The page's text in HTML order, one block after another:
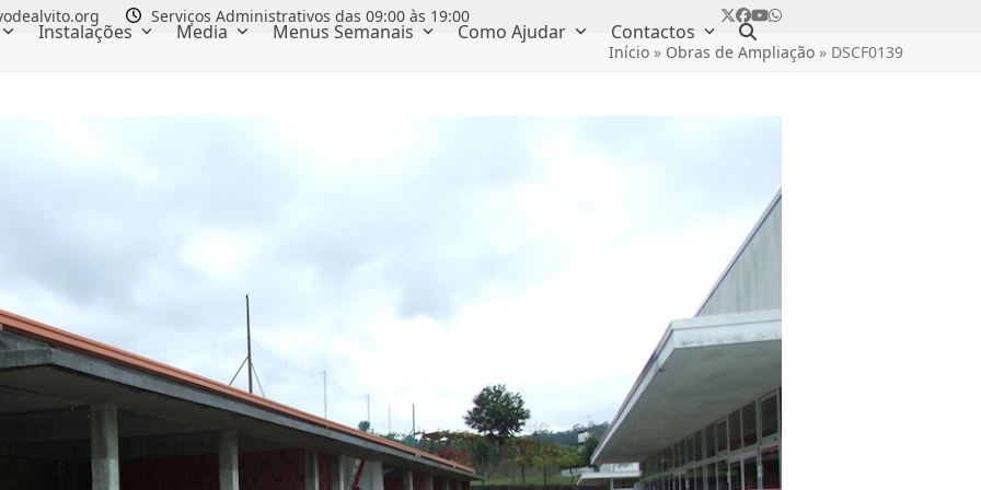
Serviços Administrativos das 09:00 às 19:00 Twitter
Facebook
YouTube
Whatsapp
Instalações Media Menus Semanais Como Ajudar Contactos
Início » Obras de Ampliação » DSCF0139